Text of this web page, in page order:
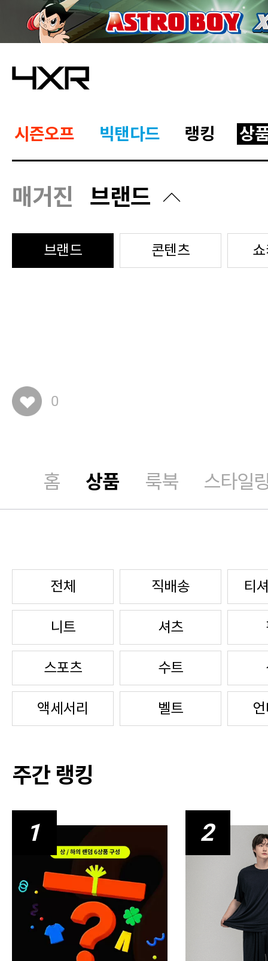
시즌오프 빅탠다드 랭킹 상
매거진 브랜드
브랜드 콘텐츠
0
홈 상품 룩북 스타일
전체 직배송 티
니트 셔츠
스포츠 수트
액세서리 벨트
주간 랭킹
1 2